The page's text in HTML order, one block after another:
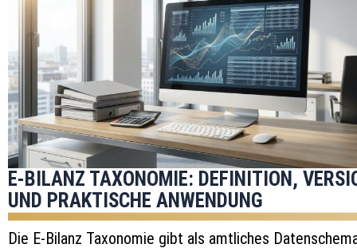
E-BILANZ TAXONOMIE: DEFINITION,
UND PRAKTISCHE ANWENDUNG
Die E-Bilanz Taxonomie gibt als amtliches